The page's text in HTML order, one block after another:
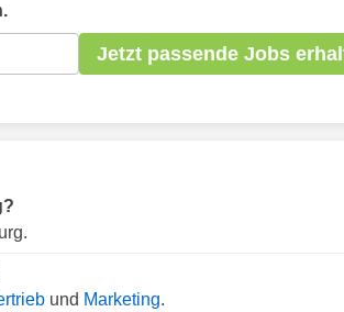
Jetzt passende Jobs
und Marketing.